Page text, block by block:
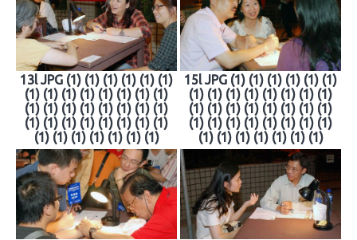
13l JPG (1) (1) (1) (1) (1) (1)
(1) (1) (1) (1) (1) (1) (1) (1)
(1) (1) (1) (1) (1) (1) (1) (1)
(1) (1) (1) (1) (1) (1) (1) (1)
(1) (1) (1) (1) (1) (1) (1)
15l JPG (1) (1) (1) (1) (1) (1)
(1) (1) (1) (1) (1) (1) (1) (1)
(1) (1) (1) (1) (1) (1) (1) (1)
(1) (1) (1) (1) (1) (1) (1) (1)
(1) (1) (1) (1) (1) (1) (1)